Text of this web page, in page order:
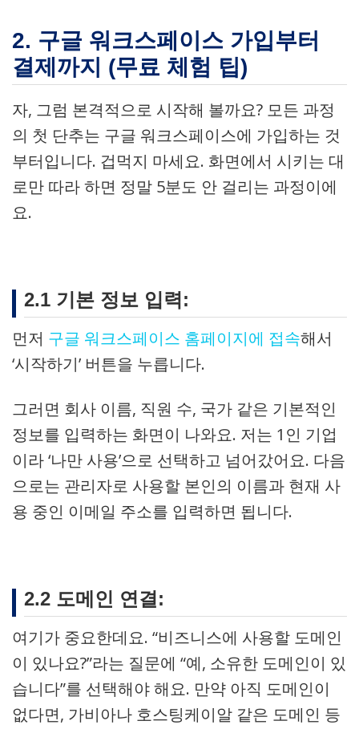
2. 구글 워크스페이스 가입부터
결제까지 (무료 체험 팁)
자, 그럼 본격적으로 시작해 볼까요? 모든 과정
의 첫 단추는 구글 워크스페이스에 가입하는 것
부터입니다. 겁먹지 마세요. 화면에서 시키는 대
로만 따라 하면 정말 5분도 안 걸리는 과정이에
요.
2.1 기본 정보 입력:
먼저 구글 워크스페이스 홈페이지에 접속해서
‘시작하기’ 버튼을 누릅니다.
그러면 회사 이름, 직원 수, 국가 같은 기본적인
정보를 입력하는 화면이 나와요. 저는 1인 기업
이라 ‘나만 사용’으로 선택하고 넘어갔어요. 다음
으로는 관리자로 사용할 본인의 이름과 현재 사
용 중인 이메일 주소를 입력하면 됩니다.
2.2 도메인 연결:
여기가 중요한데요. “비즈니스에 사용할 도메인
이 있나요?”라는 질문에 “예, 소유한 도메인이 있
습니다”를 선택해야 해요. 만약 아직 도메인이
없다면, 가비아나 호스팅케이알 같은 도메인 등